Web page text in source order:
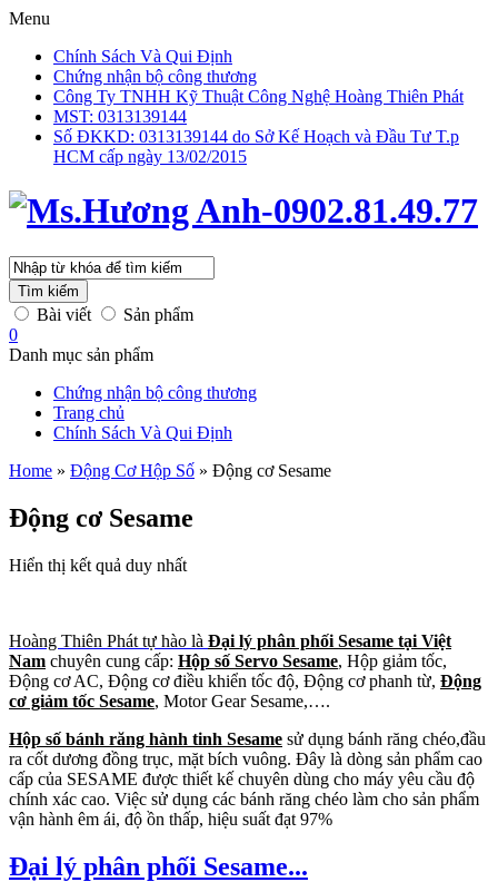
Menu
Chính Sách Và Qui Định
Chứng nhận bộ công thương
Công Ty TNHH Kỹ Thuật Công Nghệ Hoàng Thiên Phát
MST: 0313139144
Số ĐKKD: 0313139144 do Sở Kế Hoạch và Đầu Tư T.p
HCM cấp ngày 13/02/2015
Tìm kiếm
Bài viết
Sản phẩm
0
Danh mục sản phẩm
Chứng nhận bộ công thương
Trang chủ
Chính Sách Và Qui Định
Home » Động Cơ Hộp Số » Động cơ Sesame
Động cơ Sesame
Hiển thị kết quả duy nhất
Hoàng Thiên Phát tự hào là Đại lý phân phối Sesame tại Việt
Nam chuyên cung cấp: Hộp số Servo Sesame, Hộp giảm tốc,
Động cơ AC, Động cơ điều khiển tốc độ, Động cơ phanh từ, Động
cơ giảm tốc Sesame, Motor Gear Sesame,….
Hộp số bánh răng hành tinh Sesame sử dụng bánh răng chéo,đầu
ra cốt dương đồng trục, mặt bích vuông. Đây là dòng sản phẩm cao
cấp của SESAME được thiết kế chuyên dùng cho máy yêu cầu độ
chính xác cao. Việc sử dụng các bánh răng chéo làm cho sản phẩm
vận hành êm ái, độ ồn thấp, hiệu suất đạt 97%
Đại lý phân phối Sesame...